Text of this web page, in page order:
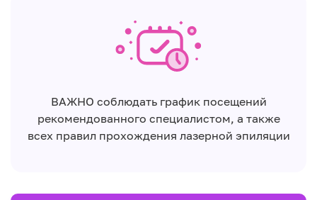
ВАЖНО соблюдать график посещений
рекомендованного специалистом, а также
всех правил прохождения лазерной эпиляции